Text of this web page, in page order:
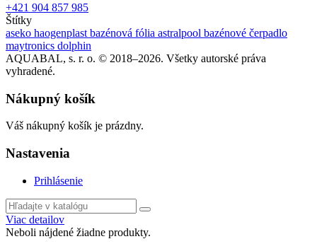
+421 904 857 985
Štítky
aseko haogenplast bazénová fólia astralpool bazénové čerpadlo
maytronics dolphin
AQUABAL, s. r. o. © 2018–2026. Všetky autorské práva
vyhradené.
Nákupný košík
Váš nákupný košík je prázdny.
Nastavenia
Prihlásenie
Viac detailov
Neboli nájdené žiadne produkty.